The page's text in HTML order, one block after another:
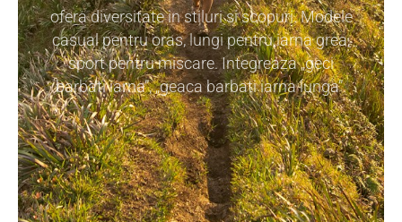
ofera diversitate in stiluri si scopuri. Modele
casual pentru oras, lungi pentru iarna grea,
sport pentru miscare. Integreaza „geci
barbati iarna”, „geaca barbati iarna lunga”.